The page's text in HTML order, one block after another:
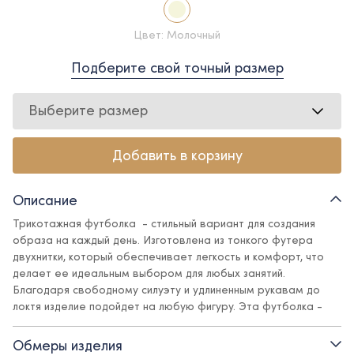
Цвет: Молочный
Подберите свой точный размер
Выберите размер
Добавить в корзину
Описание
Трикотажная футболка - стильный вариант для создания
образа на каждый день. Изготовлена из тонкого футера
двухнитки, который обеспечивает легкость и комфорт, что
делает ее идеальным выбором для любых занятий.
Благодаря свободному силуэту и удлиненным рукавам до
локтя изделие подойдет на любую фигуру. Эта футболка -
отличный выбор для создания базовых образов для всех, кто
любит выглядеть неповторимо и оригинально.
Обмеры изделия